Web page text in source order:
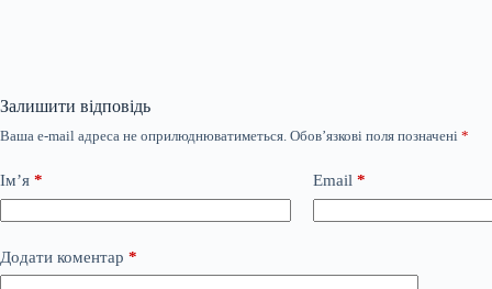
Залишити відповідь
Ваша e-mail адреса не оприлюднюватиметься. Обов’язкові поля позначені *
Ім’я * Email *
Додати коментар *